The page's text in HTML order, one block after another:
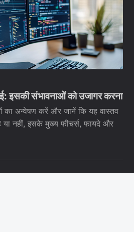
इसकी संभावनाओं को उजागर करना
अन्वेषण करें और जानें कि यह वास्तव
नहीं, इसके मुख्य फीचर्स, फायदे और